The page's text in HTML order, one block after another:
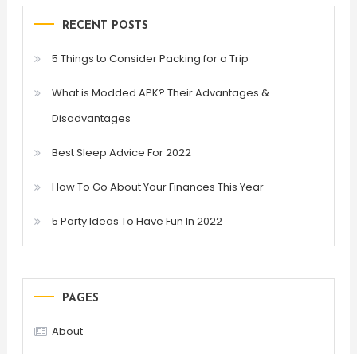
RECENT POSTS
5 Things to Consider Packing for a Trip
What is Modded APK? Their Advantages &
Disadvantages
Best Sleep Advice For 2022
How To Go About Your Finances This Year
5 Party Ideas To Have Fun In 2022
PAGES
About